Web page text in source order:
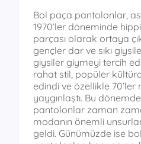
Bol paça pantolonlar,
1970’ler döneminde
parçası olarak ortaya
gençler dar ve sıkı
giysiler giymeyi tercih
rahat stil, popüler
edindi ve özellikle 70’ler
yaygınlaştı. Bu
pantolonlar zaman
modanın önemli
geldi. Günümüzde ise